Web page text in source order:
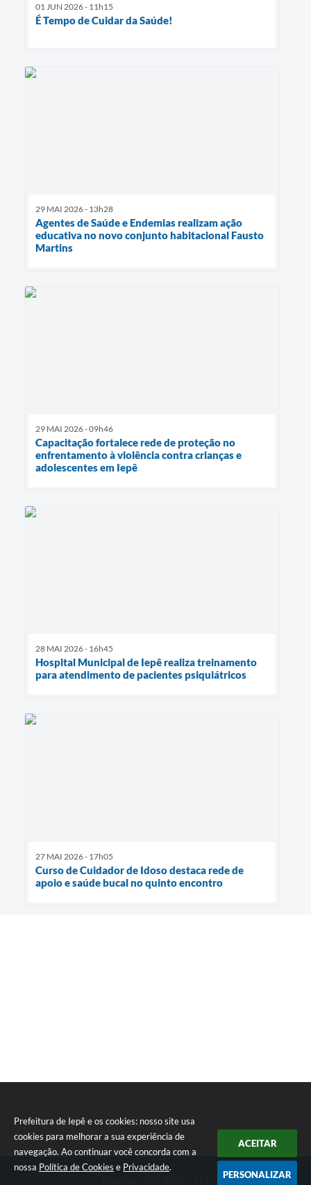
Prefeitura de Iepê e os cookies: nosso site usa
cookies para melhorar a sua experiência de
navegação. Ao continuar você concorda com a
nossa Política de Cookies e Privacidade.
ACEITAR
PERSONALIZAR
01 JUN 2026 - 11h15
É Tempo de Cuidar da Saúde!
29 MAI 2026 - 13h28
Agentes de Saúde e Endemias realizam ação
educativa no novo conjunto habitacional Fausto
Martins
29 MAI 2026 - 09h46
Capacitação fortalece rede de proteção no
enfrentamento à violência contra crianças e
adolescentes em Iepê
28 MAI 2026 - 16h45
Hospital Municipal de Iepê realiza treinamento
para atendimento de pacientes psiquiátricos
27 MAI 2026 - 17h05
Curso de Cuidador de Idoso destaca rede de
apoio e saúde bucal no quinto encontro